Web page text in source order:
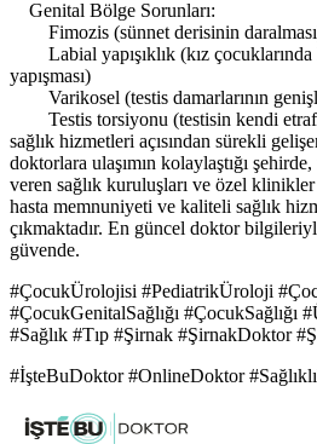
Genital Bölge Sorunları:
Fimozis (sünnet derisinin
Labial yapışıklık (kız çocuklarında
yapışması)
Varikosel (testis damarlarının
Testis torsiyonu (testisin kendi
sağlık hizmetleri açısından sürekli
doktorlara ulaşımın kolaylaştığı
veren sağlık kuruluşları ve özel
hasta memnuniyeti ve kaliteli sağlık
çıkmaktadır. En güncel doktor
güvende.
#ÇocukÜrolojisi #PediatrikÜroloji
#ÇocukGenitalSağlığı #ÇocukSağlığı
#Sağlık #Tıp #Şirnak #ŞirnakDoktor
#İşteBuDoktor #OnlineDoktor